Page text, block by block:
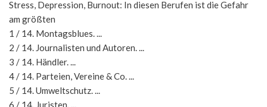
Stress, Depression, Burnout: In diesen Berufen ist die Gefahr
am größten
1 / 14. Montagsblues. ...
2 / 14. Journalisten und Autoren. ...
3 / 14. Händler. ...
4 / 14. Parteien, Vereine & Co. ...
5 / 14. Umweltschutz. ...
6 / 14. Juristen. ...